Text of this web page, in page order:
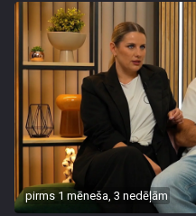
pirms 1 mēneša, 3 nedēļām